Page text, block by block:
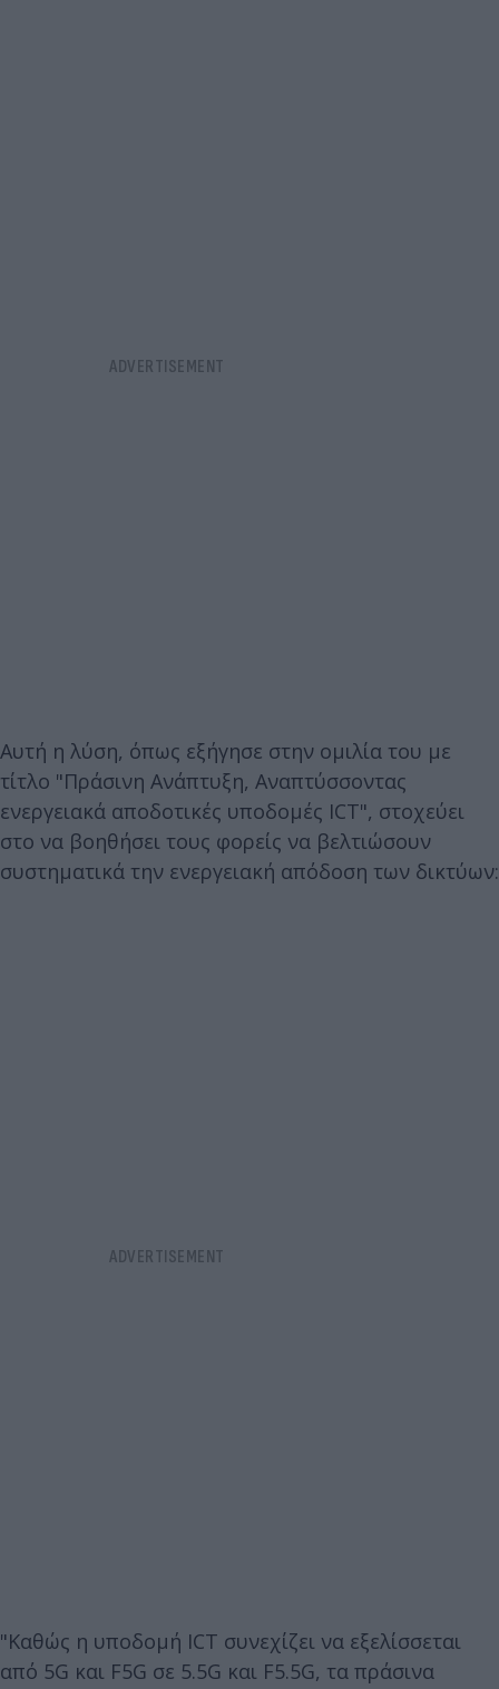
Αυτή η λύση, όπως εξήγησε στην ομιλία του με
τίτλο "Πράσινη Ανάπτυξη, Αναπτύσσοντας
ενεργειακά αποδοτικές υποδομές ICT", στοχεύει
στο να βοηθήσει τους φορείς να βελτιώσουν
συστηματικά την ενεργειακή απόδοση των δικτύων:
"Καθώς η υποδομή ICT συνεχίζει να εξελίσσεται
από 5G και F5G σε 5.5G και F5.5G, τα πράσινα